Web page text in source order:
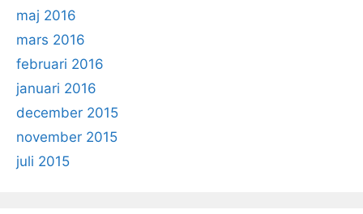
maj 2016
mars 2016
februari 2016
januari 2016
december 2015
november 2015
juli 2015